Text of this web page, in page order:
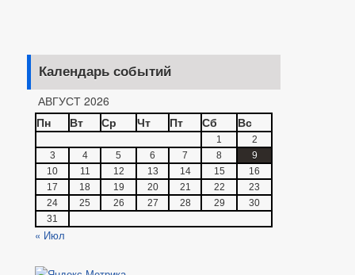
Календарь событий
АВГУСТ 2026
Пн
Вт Ср Чт Пт Сб Вс
1
2
3
4 5 6 7 8
9
10
11 12 13 14 15
16
17
18 19 20 21 22
23
24
25 26 27 28 29
30
31
« Июл